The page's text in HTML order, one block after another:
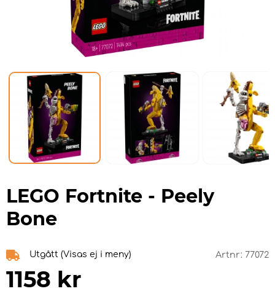
LEGO Fortnite - Peely
Bone
Utgått (Visas ej i meny) Artnr: 77072
1158 kr